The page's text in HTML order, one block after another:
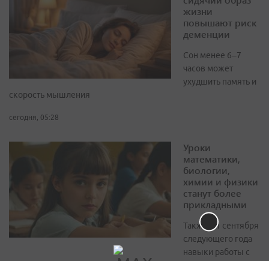
жизни
повышают риск
деменции
Сон менее 6–7
часов может
ухудшить память и
скорость мышления
сегодня, 05:28
Уроки
математики,
биологии,
химии и физики
станут более
прикладными
Также с 1 сентября
следующего года
навыки работы с